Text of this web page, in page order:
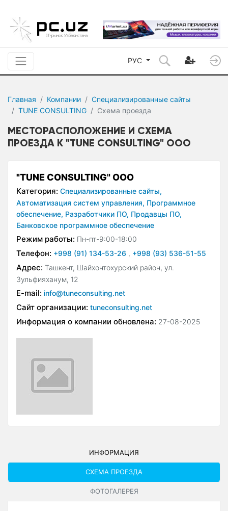
РУС
Главная Компании
Специализированные сайты
TUNE CONSULTING
Схема проезда
МЕСТОРАСПОЛОЖЕНИЕ И СХЕМА
ПРОЕЗДА К "TUNE CONSULTING" ООО
"TUNE CONSULTING" ООО
Категория: Специализированные сайты,
Автоматизация систем управления, Программное
обеспечение, Разработчики ПО, Продавцы ПО,
Банковское программное обеспечение
Режим работы: Пн-пт-9:00-18:00
Телефон: +998 (91) 134-53-26 , +998 (93) 536-51-55
Адрес: Ташкент, Шайхонтохурский район, ул.
Зульфияханум, 12
E-mail: info@tuneconsulting.net
Сайт организации: tuneconsulting.net
Информация о компании обновлена: 27-08-2025
ИНФОРМАЦИЯ
СХЕМА ПРОЕЗДА
ФОТОГАЛЕРЕЯ